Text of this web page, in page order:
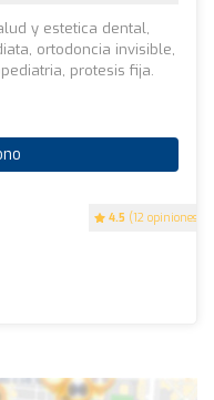
4.5 (12 opiniones)
y estetica dental,
ortodoncia invisible,
protesis fija.